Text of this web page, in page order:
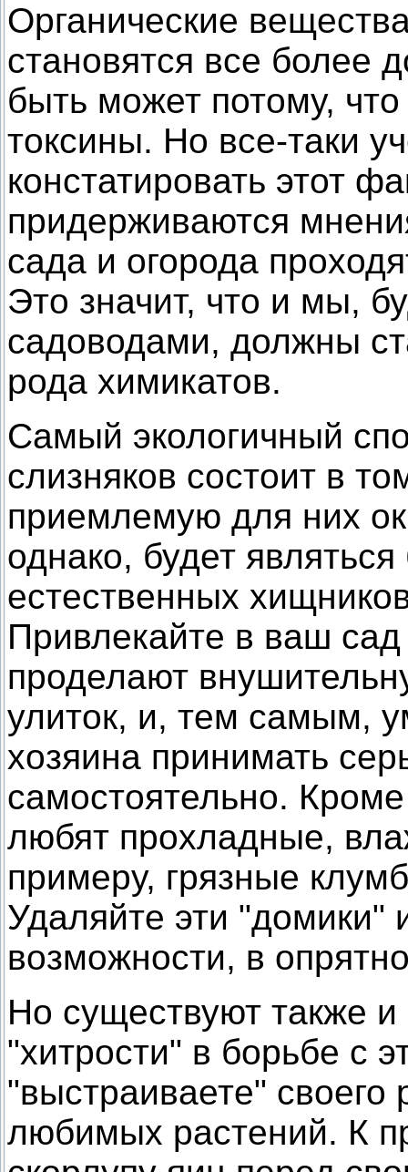
Органические
становятся все более
быть может потому,
токсины. Но все-таки
констатировать этот
придерживаются
сада и огорода
Это значит, что и мы,
садоводами, должны
рода химикатов.
Самый экологичный
слизняков состоит в
приемлемую для них
однако, будет
естественных
Привлекайте в ваш
проделают
улиток, и, тем самым,
хозяина принимать
самостоятельно. Кроме
любят прохладные,
примеру, грязные
Удаляйте эти "домики"
возможности, в
Но существуют также и
"хитрости" в борьбе с
"выстраиваете" своего
любимых растений. К